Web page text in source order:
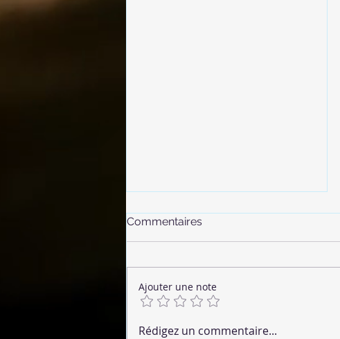
🌶 Chorizo Végétalien
Commentaires
Ajouter une note
Rédigez un commentaire...